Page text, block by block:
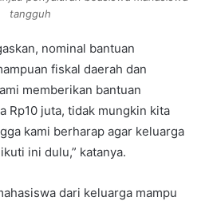
tangguh
nominal bantuan
fiskal daerah dan
memberikan bantuan
Rp10 juta, tidak mungkin kita
kami berharap agar keluarga
ini dulu,” katanya.
dari keluarga mampu